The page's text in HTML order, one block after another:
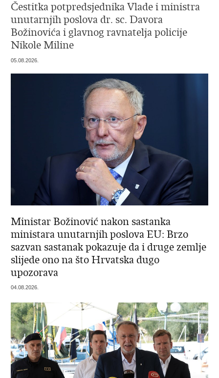
Čestitka potpredsjednika Vlade i ministra
unutarnjih poslova dr. sc. Davora
Božinovića i glavnog ravnatelja policije
Nikole Miline
05.08.2026.
Ministar Božinović nakon sastanka
ministara unutarnjih poslova EU: Brzo
sazvan sastanak pokazuje da i druge zemlje
slijede ono na što Hrvatska dugo
upozorava
04.08.2026.